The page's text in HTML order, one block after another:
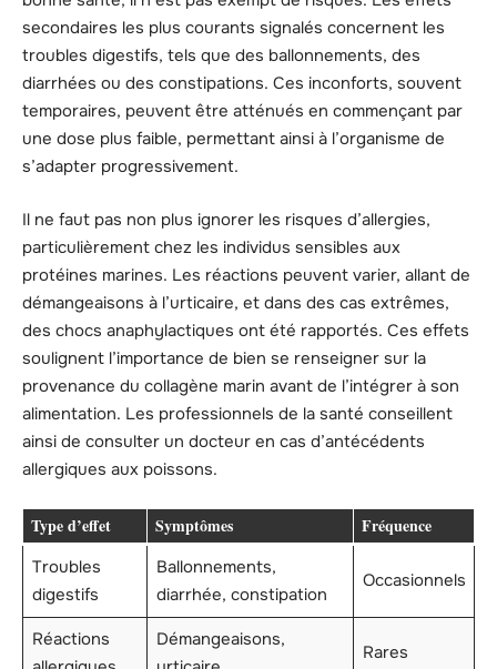
secondaires les plus courants signalés concernent les
troubles digestifs, tels que des ballonnements, des
diarrhées ou des constipations. Ces inconforts, souvent
temporaires, peuvent être atténués en commençant par
une dose plus faible, permettant ainsi à l’organisme de
s’adapter progressivement.
Il ne faut pas non plus ignorer les risques d’allergies,
particulièrement chez les individus sensibles aux
protéines marines. Les réactions peuvent varier, allant de
démangeaisons à l’urticaire, et dans des cas extrêmes,
des chocs anaphylactiques ont été rapportés. Ces effets
soulignent l’importance de bien se renseigner sur la
provenance du collagène marin avant de l’intégrer à son
alimentation. Les professionnels de la santé conseillent
ainsi de consulter un docteur en cas d’antécédents
allergiques aux poissons.
Type d’effet Symptômes Fréquence
Troubles
digestifs
Ballonnements,
diarrhée, constipation
Occasionnels
Réactions
Démangeaisons,
Rares